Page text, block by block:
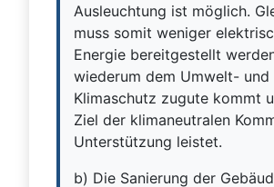
Ausleuchtung ist möglich.
muss somit weniger
Energie bereitgestellt
wiederum dem Umwelt- und
Klimaschutz zugute kommt
Ziel der klimaneutralen
Unterstützung leistet.
b) Die Sanierung der